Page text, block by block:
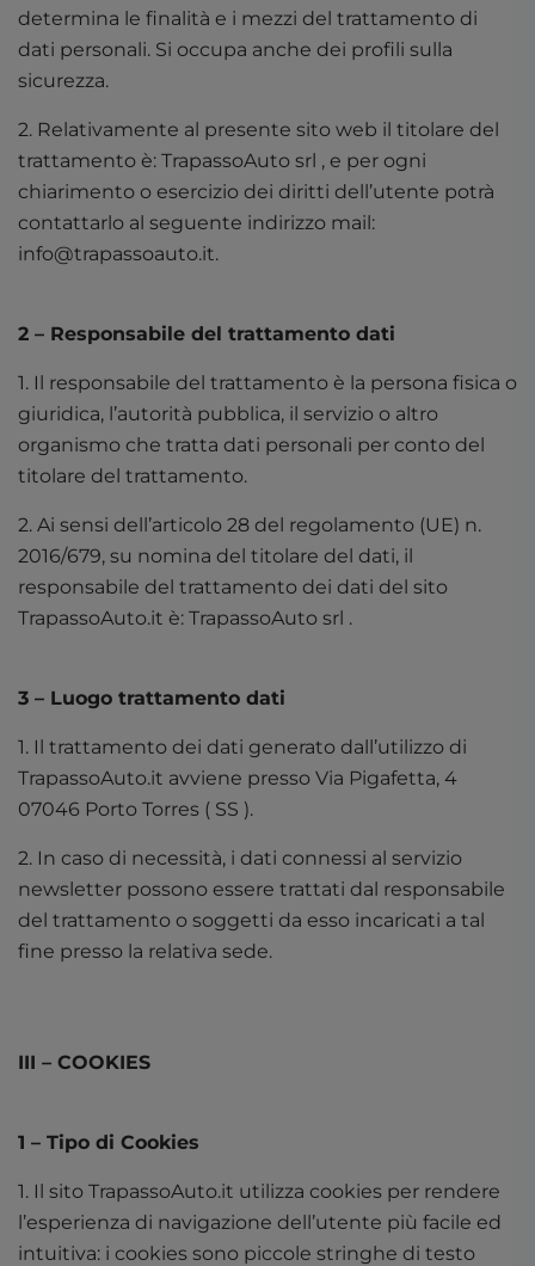
determina le finalità e i mezzi del trattamento di
dati personali. Si occupa anche dei profili sulla
sicurezza.
2. Relativamente al presente sito web il titolare del
trattamento è: TrapassoAuto srl , e per ogni
chiarimento o esercizio dei diritti dell’utente potrà
contattarlo al seguente indirizzo mail:
info@trapassoauto.it.
2 – Responsabile del trattamento dati
1. Il responsabile del trattamento è la persona fisica o
giuridica, l’autorità pubblica, il servizio o altro
organismo che tratta dati personali per conto del
titolare del trattamento.
2. Ai sensi dell’articolo 28 del regolamento (UE) n.
2016/679, su nomina del titolare del dati, il
responsabile del trattamento dei dati del sito
TrapassoAuto.it è: TrapassoAuto srl .
3 – Luogo trattamento dati
1. Il trattamento dei dati generato dall’utilizzo di
TrapassoAuto.it avviene presso Via Pigafetta, 4
07046 Porto Torres ( SS ).
2. In caso di necessità, i dati connessi al servizio
newsletter possono essere trattati dal responsabile
del trattamento o soggetti da esso incaricati a tal
fine presso la relativa sede.
III – COOKIES
1 – Tipo di Cookies
1. Il sito TrapassoAuto.it utilizza cookies per rendere
l’esperienza di navigazione dell’utente più facile ed
intuitiva: i cookies sono piccole stringhe di testo